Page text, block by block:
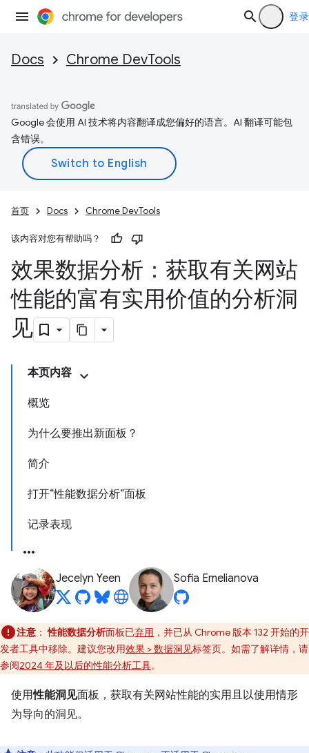
登录
Docs Chrome DevTools
Google 会使用 AI 技术将内容翻译成您偏好的语言。AI 翻译可能包
含错误。
首页 Docs Chrome DevTools
该内容对您有帮助吗？
效果数据分析：获取有关网站
性能的富有实用价值的分析洞
见
本页内容
概览
为什么要推出新面板？
简介
打开“性能数据分析”面板
记录表现
Jecelyn Yeen Sofia Emelianova
注意 ： 性能数据分析面板已弃用 ，并已从 Chrome 版本 132 开始的开
发者工具中移除。建议您改用效果 > 数据洞见标签页。如需了解详情，请
参阅2024 年及以后的性能分析工具。
使用性能洞见面板，获取有关网站性能的实用且以使用情形
为导向的洞见。